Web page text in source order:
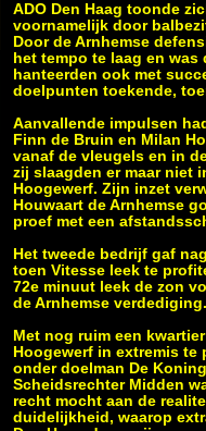
ADO Den Haag toonde
voornamelijk door
Door de Arnhemse
het tempo te laag en
hanteerden ook met
doelpunten toekende,
Aanvallende impulsen
Finn de Bruin en Milan
vanaf de vleugels en in
zij slaagden er maar niet
Hoogewerf. Zijn inzet
Houwaart de Arnhemse
proef met een
Het tweede bedrijf gaf
toen Vitesse leek te
72e minuut leek de zon
de Arnhemse
Met nog ruim een
Hoogewerf in extremis
onder doelman De
Scheidsrechter Midden
recht mocht aan de
duidelijkheid, waarop